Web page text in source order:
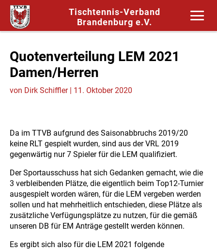
Tischtennis-Verband
Brandenburg e.V.
Quotenverteilung LEM 2021
Damen/Herren
von Dirk Schiffler| 11. Oktober 2020
Da im TTVB aufgrund des Saisonabbruchs 2019/20
keine RLT gespielt wurden, sind aus der VRL 2019
gegenwärtig nur 7 Spieler für die LEM qualifiziert.
Der Sportausschuss hat sich Gedanken gemacht, wie die
3 verbleibenden Plätze, die eigentlich beim Top12-Turnier
ausgespielt worden wären, für die LEM vergeben werden
sollen und hat mehrheitlich entschieden, diese Plätze als
zusätzliche Verfügungsplätze zu nutzen, für die gemäß
unseren DB für EM Anträge gestellt werden können.
Es ergibt sich also für die LEM 2021 folgende